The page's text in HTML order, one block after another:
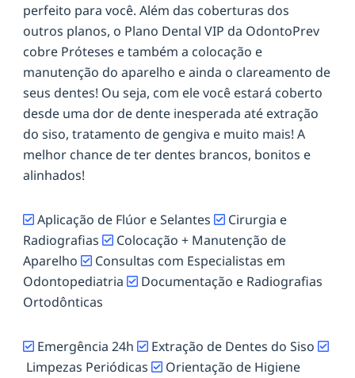
perfeito para você. Além das coberturas dos
outros planos, o Plano Dental VIP da OdontoPrev
cobre Próteses e também a colocação e
manutenção do aparelho e ainda o clareamento de
seus dentes! Ou seja, com ele você estará coberto
desde uma dor de dente inesperada até extração
do siso, tratamento de gengiva e muito mais! A
melhor chance de ter dentes brancos, bonitos e
alinhados!
Aplicação de Flúor e Selantes
Cirurgia e
Radiografias
Colocação + Manutenção de
Aparelho
Consultas com Especialistas em
Odontopediatria
Documentação e Radiografias
Ortodônticas
Emergência 24h
Extração de Dentes do Siso
Limpezas Periódicas
Orientação de Higiene